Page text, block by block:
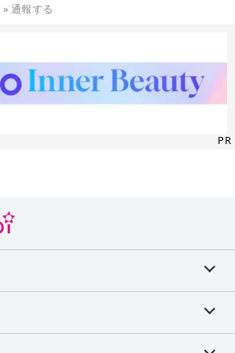
»通報する
PR